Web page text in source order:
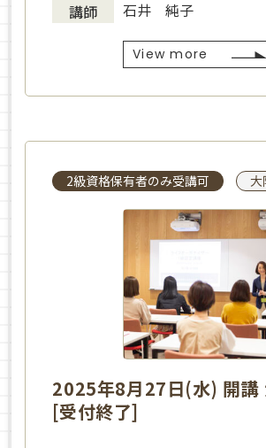
講師
石井 純子
View more
2級資格保有者のみ受講可 大
2025年8月27日(水) 開講
[受付終了]